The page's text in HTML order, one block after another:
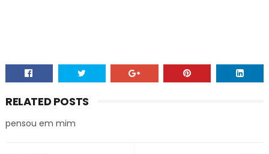
RELATED POSTS
pensou em mim